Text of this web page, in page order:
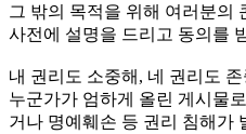
그 밖의 목적을 위해 여러분의
사전에 설명을 드리고 동의를
내 권리도 소중해, 네 권리도 존
누군가가 엄하게 올린 게시물
거나 명예훼손 등 권리 침해가